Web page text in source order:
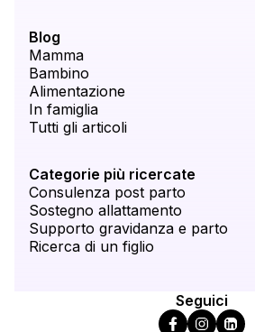
Blog
Mamma
Bambino
Alimentazione
In famiglia
Tutti gli articoli
Categorie più ricercate
Consulenza post parto
Sostegno allattamento
Supporto gravidanza e parto
Ricerca di un figlio
Seguici